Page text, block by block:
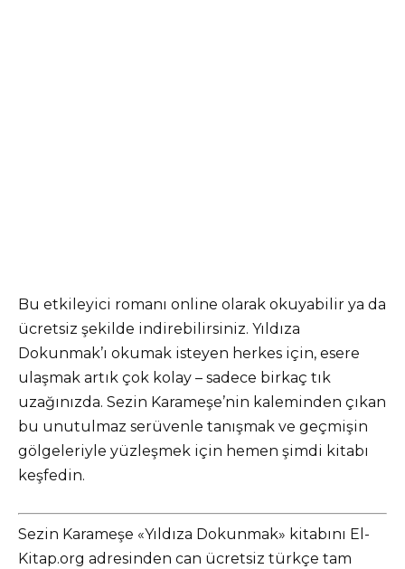
Bu etkileyici romanı online olarak okuyabilir ya da
ücretsiz şekilde indirebilirsiniz. Yıldıza
Dokunmak’ı okumak isteyen herkes için, esere
ulaşmak artık çok kolay – sadece birkaç tık
uzağınızda. Sezin Karameşe’nin kaleminden çıkan
bu unutulmaz serüvenle tanışmak ve geçmişin
gölgeleriyle yüzleşmek için hemen şimdi kitabı
keşfedin.
Sezin Karameşe «Yıldıza Dokunmak» kitabını El-
Kitap.org adresinden can ücretsiz türkçe tam